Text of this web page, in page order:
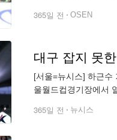
365일 전 OSEN
대구 잡지 못
[서울=뉴시스] 하근수
울월드컵경기장에서
365일 전 뉴시스